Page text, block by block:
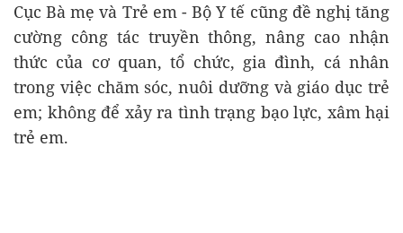
Cục Bà mẹ và Trẻ em - Bộ Y tế cũng đề nghị tăng
cường công tác truyền thông, nâng cao nhận
thức của cơ quan, tổ chức, gia đình, cá nhân
trong việc chăm sóc, nuôi dưỡng và giáo dục trẻ
em; không để xảy ra tình trạng bạo lực, xâm hại
trẻ em.